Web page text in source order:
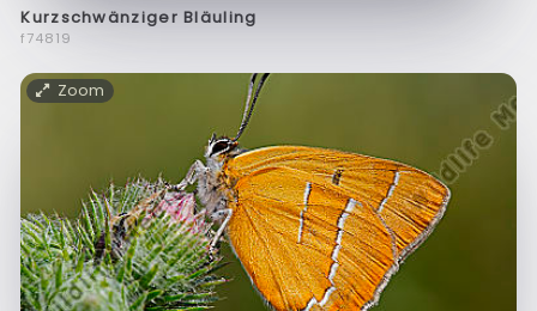
Kurzschwänziger Bläuling
f74819
Zoom